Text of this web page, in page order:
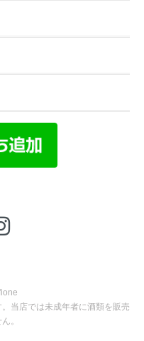
当店では未成年者に酒類を販売
。